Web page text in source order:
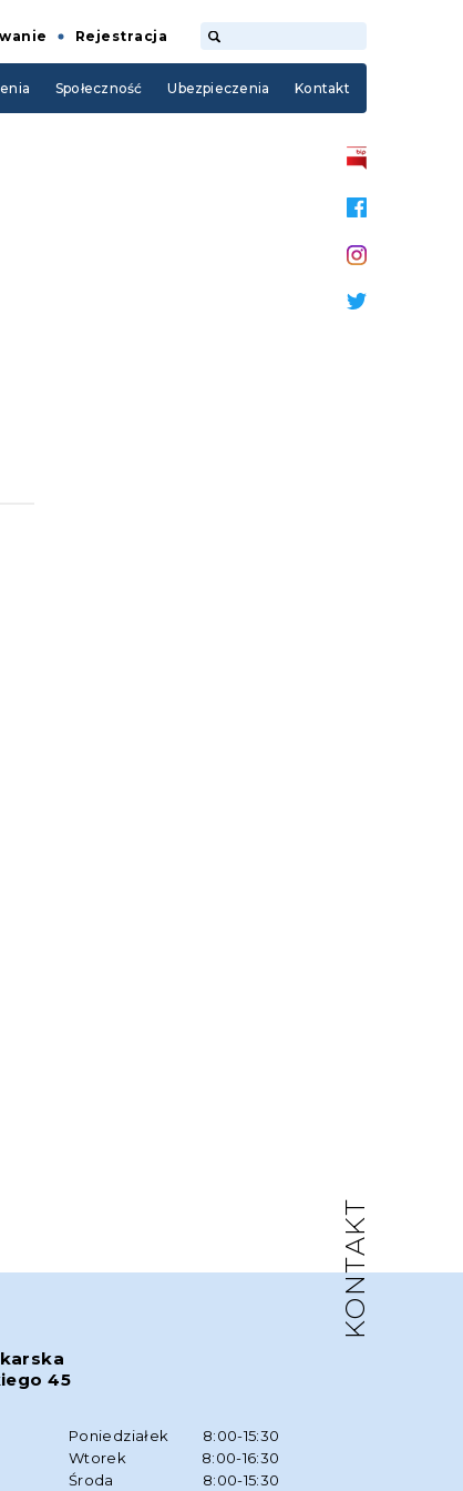
Rejestracja
Społeczność Ubezpieczenia Kontakt
KONTAKT
45
Poniedziałek
8:00-15:30
Wtorek
8:00-16:30
Środa
8:00-15:30